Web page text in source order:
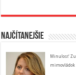
Najčítanejšie
Minulosť
mimovládok